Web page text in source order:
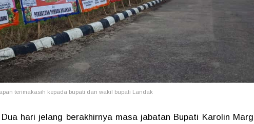
terimakasih kepada bupati dan wakil bupati Landak
hari jelang berakhirnya masa jabatan Bupati Karolin